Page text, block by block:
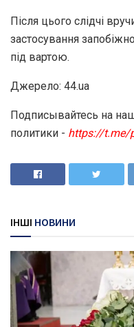
Після цього слідчі
застосування
під вартою.
Джерело: 44.ua
Подписывайтесь на
политики - https://t.me/
ІНШІ НОВИНИ